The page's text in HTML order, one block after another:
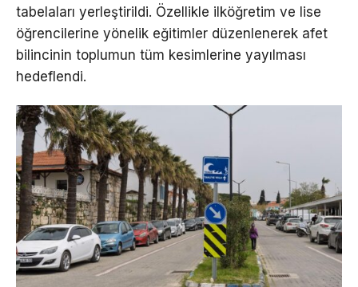
tabelaları yerleştirildi. Özellikle ilköğretim ve lise
öğrencilerine yönelik eğitimler düzenlenerek afet
bilincinin toplumun tüm kesimlerine yayılması
hedeflendi.